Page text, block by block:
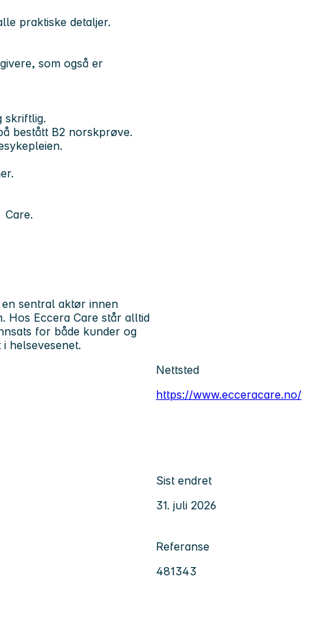
praktiske detaljer.
som også er
skriftlig.
bestått B2 norskprøve.
Care.
sentral aktør innen
Hos Eccera Care står alltid
for både kunder og
helsevesenet.
Nettsted
https://www.ecceracare.no/
Sist endret
31. juli 2026
Referanse
481343